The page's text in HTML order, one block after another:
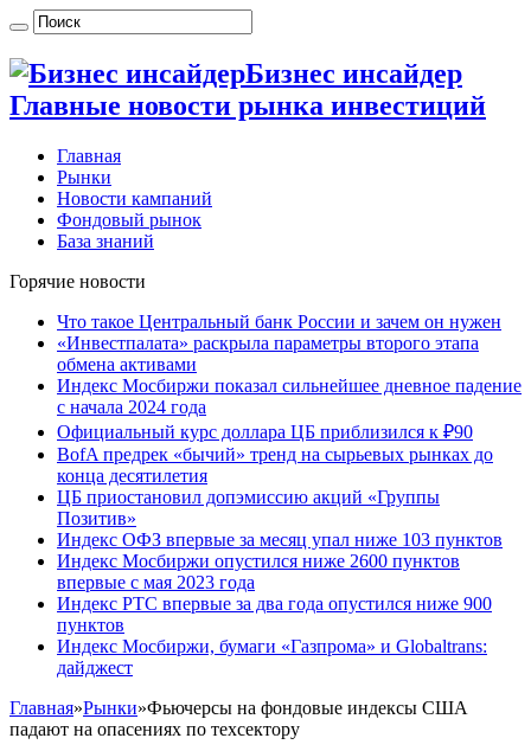
Бизнес инсайдер
Главные новости рынка инвестиций
Главная
Рынки
Новости кампаний
Фондовый рынок
База знаний
Горячие новости
Что такое Центральный банк России и зачем он нужен
«Инвестпалата» раскрыла параметры второго этапа
обмена активами
Индекс Мосбиржи показал сильнейшее дневное падение
с начала 2024 года
Официальный курс доллара ЦБ приблизился к ₽90
BofA предрек «бычий» тренд на сырьевых рынках до
конца десятилетия
ЦБ приостановил допэмиссию акций «Группы
Позитив»
Индекс ОФЗ впервые за месяц упал ниже 103 пунктов
Индекс Мосбиржи опустился ниже 2600 пунктов
впервые с мая 2023 года
Индекс РТС впервые за два года опустился ниже 900
пунктов
Индекс Мосбиржи, бумаги «Газпрома» и Globaltrans:
дайджест
Главная»Рынки»Фьючерсы на фондовые индексы США
падают на опасениях по техсектору